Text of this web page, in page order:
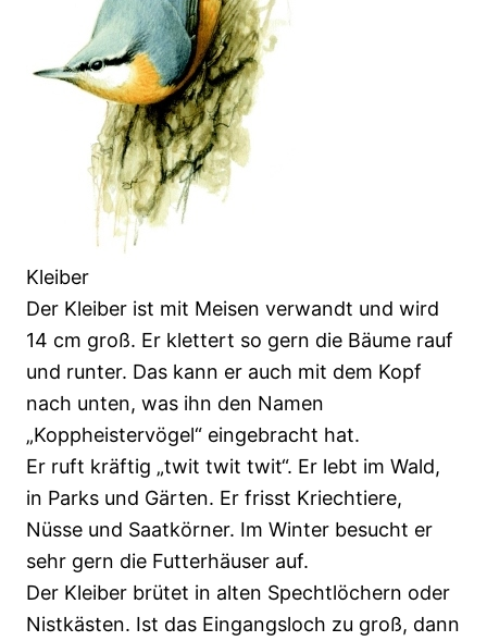
Kleiber
Der Kleiber ist mit Meisen verwandt und wird
14 cm groß. Er klettert so gern die Bäume rauf
und runter. Das kann er auch mit dem Kopf
nach unten, was ihn den Namen
„Koppheistervögel“ eingebracht hat.
Er ruft kräftig „twit twit twit“. Er lebt im Wald,
in Parks und Gärten. Er frisst Kriechtiere,
Nüsse und Saatkörner. Im Winter besucht er
sehr gern die Futterhäuser auf.
Der Kleiber brütet in alten Spechtlöchern oder
Nistkästen. Ist das Eingangsloch zu groß, dann